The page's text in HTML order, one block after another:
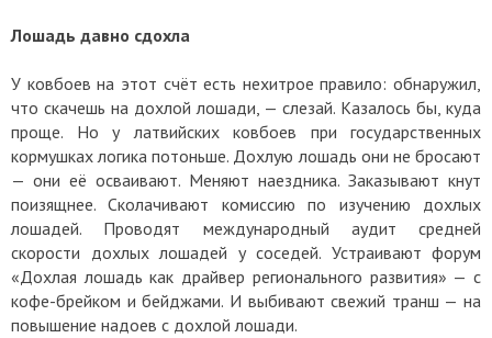
Лошадь давно сдохла
У ковбоев на этот счёт есть нехитрое правило: обнаружил,
что скачешь на дохлой лошади, — слезай. Казалось бы, куда
проще. Но у латвийских ковбоев при государственных
кормушках логика потоньше. Дохлую лошадь они не бросают
— они её осваивают. Меняют наездника. Заказывают кнут
поизящнее. Сколачивают комиссию по изучению дохлых
лошадей. Проводят международный аудит средней
скорости дохлых лошадей у соседей. Устраивают форум
«Дохлая лошадь как драйвер регионального развития» — с
кофе-брейком и бейджами. И выбивают свежий транш — на
повышение надоев с дохлой лошади.